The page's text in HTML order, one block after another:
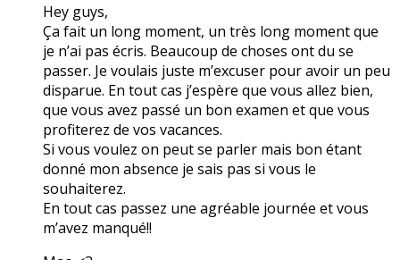
Hey guys,
Ça fait un long moment, un très long moment que
je n’ai pas écris. Beaucoup de choses ont du se
passer. Je voulais juste m’excuser pour avoir un peu
disparue. En tout cas j’espère que vous allez bien,
que vous avez passé un bon examen et que vous
profiterez de vos vacances.
Si vous voulez on peut se parler mais bon étant
donné mon absence je sais pas si vous le
souhaiterez.
En tout cas passez une agréable journée et vous
m’avez manqué!!